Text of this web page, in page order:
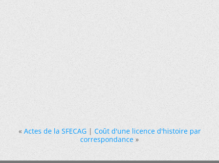
« Actes de la SFECAG|Coût d'une licence d'histoire par
correspondance »